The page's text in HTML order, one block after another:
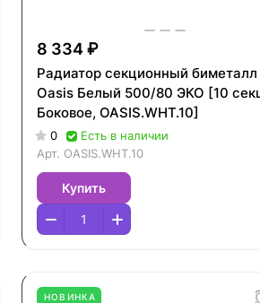
8 334 ₽
Радиатор секционный биметалл
Oasis Белый 500/80 ЭКО [10
Боковое, OASIS.WHT.10]
0
Есть в наличии
Арт. OASIS.WHT.10
Купить
НОВИНКА